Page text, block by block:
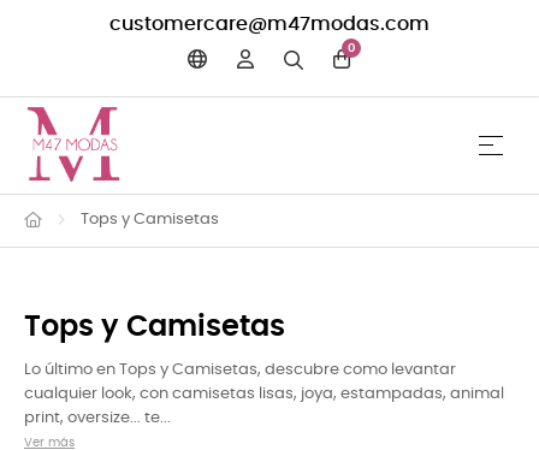
customercare@m47modas.com
0
☰
Tops y Camisetas
Tops y Camisetas
Lo último en Tops y Camisetas, descubre como levantar
cualquier look, con camisetas lisas, joya, estampadas, animal
print, oversize... te...
Ver más